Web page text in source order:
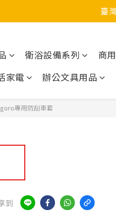
臺
衛浴設備系列
商
家電 辦公文具用品
專用防刮車套
到